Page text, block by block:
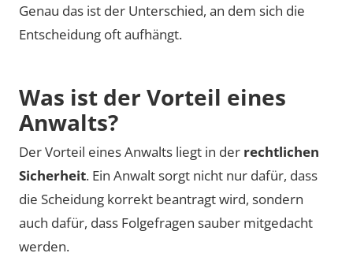
Genau das ist der Unterschied, an dem sich die
Entscheidung oft aufhängt.
Was ist der Vorteil eines
Anwalts?
Der Vorteil eines Anwalts liegt in der rechtlichen
Sicherheit. Ein Anwalt sorgt nicht nur dafür, dass
die Scheidung korrekt beantragt wird, sondern
auch dafür, dass Folgefragen sauber mitgedacht
werden.